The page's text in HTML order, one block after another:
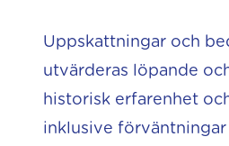
Uppskattningar och
utvärderas löpande
historisk erfarenhet
inklusive